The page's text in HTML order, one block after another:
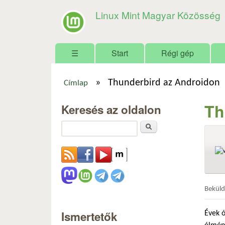
Linux Mint Magyar Közösség
Főmenü
☰ Start Régi gép
Címlap » Thunderbird az Androidon
Évek
Keresés az oldalon
Ismertetők